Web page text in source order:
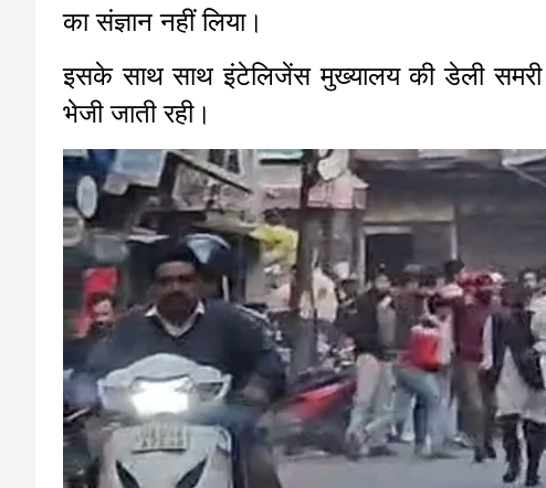
का संज्ञान नहीं लिया।
इसके साथ साथ इंटेलिजेंस मुख्यालय की डेली समरी
भेजी जाती रही।